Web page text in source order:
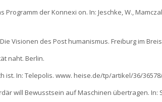
Programm der Konnexi on. In: Jeschke, W.,
Visionen des Post humanismus. Freiburg im
naht. Berlin.
ist. In: Telepolis. www. heise.de/tp/artikel/36/
will Bewusstsein auf Maschinen übertragen. In: